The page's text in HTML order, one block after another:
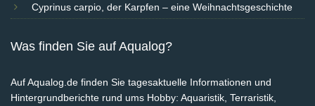
Cyprinus carpio, der Karpfen – eine Weihnachtsgeschichte
Was finden Sie auf Aqualog?
Auf Aqualog.de finden Sie tagesaktuelle Informationen und
Hintergrundberichte rund ums Hobby: Aquaristik, Terraristik,